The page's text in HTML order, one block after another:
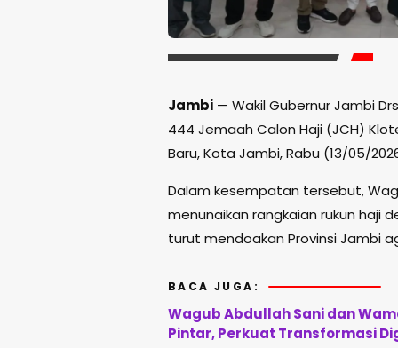
Jambi — Wakil Gubernur Jambi
444 Jemaah Calon Haji (JCH)
Baru, Kota Jambi, Rabu (13/05/
Dalam kesempatan tersebut,
menunaikan rangkaian rukun haji
turut mendoakan Provinsi Jambi
BACA JUGA:
Wagub Abdullah Sani dan
Pintar, Perkuat Transformasi